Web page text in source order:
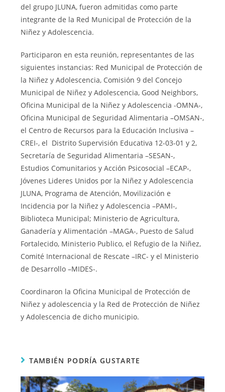
del grupo JLUNA, fueron admitidas como parte
integrante de la Red Municipal de Protección de la
Niñez y Adolescencia.
Participaron en esta reunión, representantes de las
siguientes instancias: Red Municipal de Protección de
la Niñez y Adolescencia, Comisión 9 del Concejo
Municipal de Niñez y Adolescencia, Good Neighbors,
Oficina Municipal de la Niñez y Adolescencia -OMNA-,
Oficina Municipal de Seguridad Alimentaria –OMSAN-,
el Centro de Recursos para la Educación Inclusiva –
CREI-, el Distrito Supervisión Educativa 12-03-01 y 2,
Secretaría de Seguridad Alimentaria –SESAN-,
Estudios Comunitarios y Acción Psicosocial –ECAP-,
Jóvenes Lideres Unidos por la Niñez y Adolescencia
JLUNA, Programa de Atención, Movilización e
Incidencia por la Niñez y Adolescencia –PAMI-,
Biblioteca Municipal; Ministerio de Agricultura,
Ganadería y Alimentación –MAGA-, Puesto de Salud
Fortalecido, Ministerio Publico, el Refugio de la Niñez,
Comité Internacional de Rescate –IRC- y el Ministerio
de Desarrollo –MIDES-.
Coordinaron la Oficina Municipal de Protección de
Niñez y adolescencia y la Red de Protección de Niñez
y Adolescencia de dicho municipio.
TAMBIÉN PODRÍA GUSTARTE